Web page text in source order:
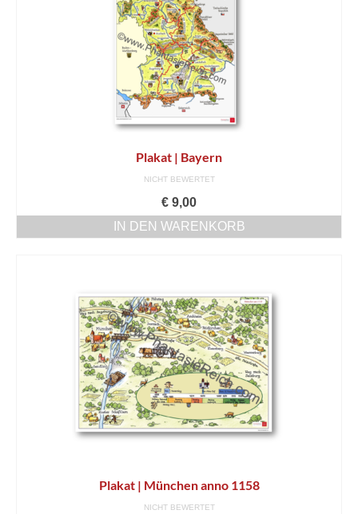
Sachbuch München | Bayern
Klassenlektüre
Projektarbeit
Plakat | Bayern
NICHT BEWERTET
€ 9,00
IN DEN WARENKORB
Plakat | München anno 1158
NICHT BEWERTET